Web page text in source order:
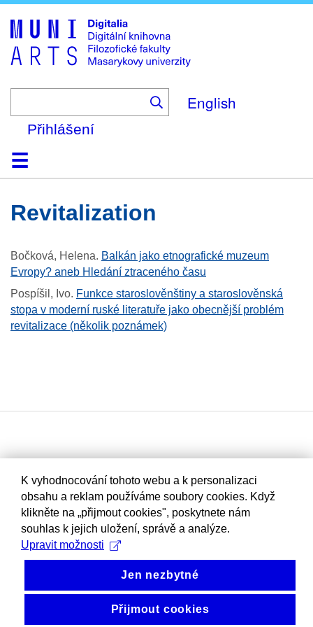
to
main
content
English
Přihlášení
DomůKolekce
Prohlížení
Vyhledávání
O platformě
Nápověda
KontaktDigitalia
revitalization
Bočková, Helena. Balkán jako etnografické muzeum
Evropy? aneb Hledání ztraceného času
Pospíšil, Ivo. Funkce staroslověnštiny a staroslověnská
stopa v moderní ruské literatuře jako obecnější problém
revitalizace (několik poznámek)
K vyhodnocování tohoto webu a k personalizaci
obsahu a reklam používáme soubory cookies. Když
klikněte na „přijmout cookies", poskytnete nám
souhlas k jejich uložení, správě a analýze.
Upravit možnosti
Jen nezbytné
Přijmout cookies